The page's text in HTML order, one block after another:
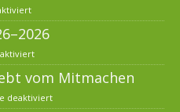
vom Mitmachen
deaktiviert